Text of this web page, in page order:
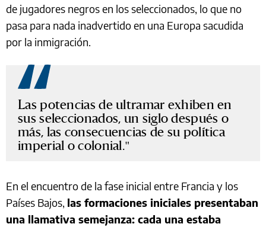
de jugadores negros en los seleccionados, lo que no
pasa para nada inadvertido en una Europa sacudida
por la inmigración.
Las potencias de ultramar exhiben en
sus seleccionados, un siglo después o
más, las consecuencias de su política
imperial o colonial.
En el encuentro de la fase inicial entre Francia y los
Países Bajos, las formaciones iniciales presentaban
una llamativa semejanza: cada una estaba